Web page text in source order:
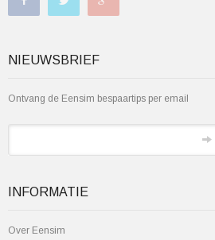
NIEUWSBRIEF
Ontvang de Eensim bespaartips per email
INFORMATIE
Over Eensim